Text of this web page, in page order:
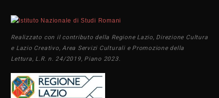
Realizzato con il contributo della Regione Lazio, Direzione Cultura
e Lazio Creativo, Area Servizi Culturali e Promozione della
Lettura, L.R. n. 24/2019, Piano 2023.